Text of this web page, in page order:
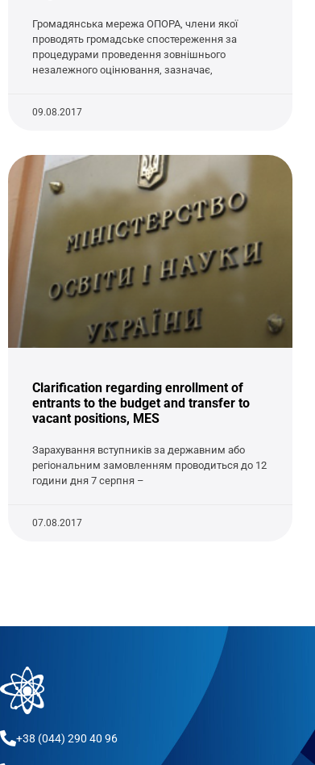
Громадянська мережа ОПОРА, члени якої
проводять громадське спостереження за
процедурами проведення зовнішнього
незалежного оцінювання, зазначає,
09.08.2017
Clarification regarding enrollment of
entrants to the budget and transfer to
vacant positions, MES
Зарахування вступників за державним або
регіональним замовленням проводиться до 12
години дня 7 серпня –
07.08.2017
+38 (044) 290 40 96